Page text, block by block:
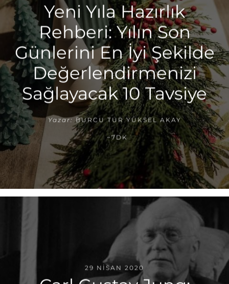
Yeni Yıla Hazırlık
Rehberi: Yılın Son
Günlerini En İyi Şekilde
Değerlendirmenizi
Sağlayacak 10 Tavsiye
Yazar: BURCU TUR YÜKSEL AKAY
~7DK
29 NISAN 2020